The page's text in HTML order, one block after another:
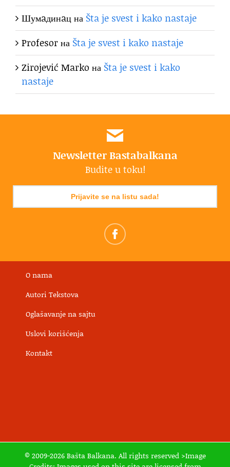
Шумaдинaцна Šta je svest i kako nastaje
Profesorна Šta je svest i kako nastaje
Zirojević Marko на Šta je svest i kako
nastaje
Newsletter Bastabalkana
Budite u toku!
Prijavite se na listu sada!
O nama
Autori Tekstova
Oglašavanje na sajtu
Uslovi korišćenja
Kontakt
© 2009-2026 Bašta Balkana. All rights reserved >Image